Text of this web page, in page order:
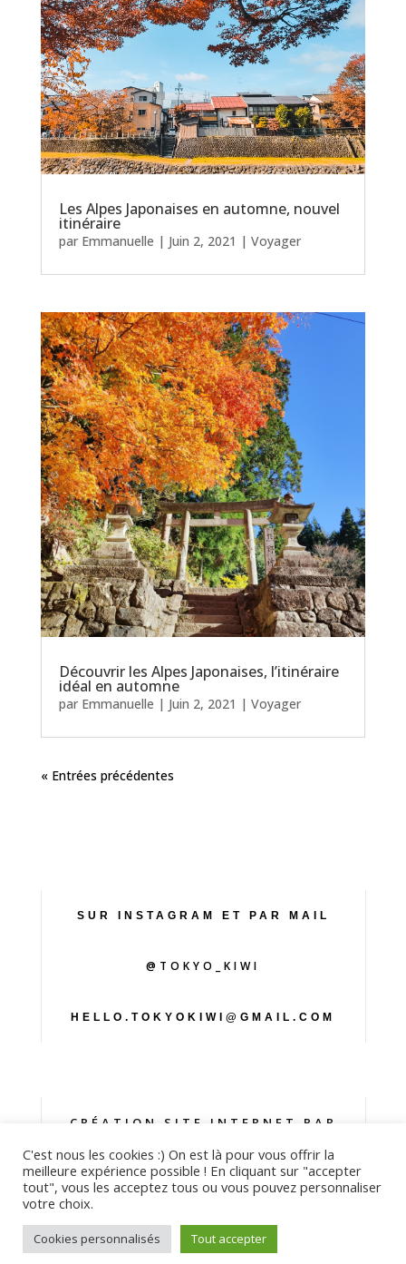
Les Alpes Japonaises en automne, nouvel
itinéraire
par Emmanuelle | Juin 2, 2021 | Voyager
Découvrir les Alpes Japonaises, l’itinéraire
idéal en automne
par Emmanuelle | Juin 2, 2021 | Voyager
« Entrées précédentes
SUR INSTAGRAM ET PAR MAIL
@TOKYO_KIWI
HELLO.TOKYOKIWI@GMAIL.COM
CRÉATION SITE INTERNET PAR
C'est nous les cookies :) On est là pour vous offrir la
meilleure expérience possible ! En cliquant sur "accepter
tout", vous les acceptez tous ou vous pouvez personnaliser
votre choix.
Cookies personnalisés Tout accepter